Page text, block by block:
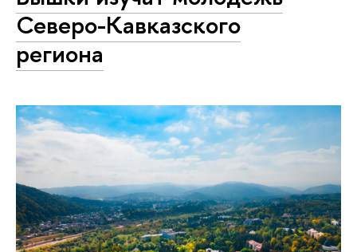
Северо-Кавказского
региона